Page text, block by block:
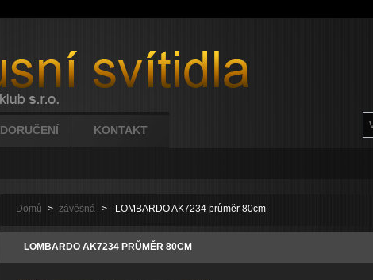
DORUČENÍ KONTAKT
Domů > závěsná > LOMBARDO AK7234 průměr 80cm
LOMBARDO AK7234 PRŮMĚR 80CM